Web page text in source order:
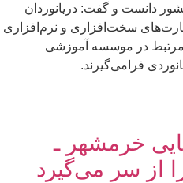
دانست و گفت: دریانوردان
سخت‌افزاری و نرم‌افزاری
مرتبط در موسسه آموزشی
فرامی‌گیرند.
خرمشهر ـ
از سر می‌گیرد